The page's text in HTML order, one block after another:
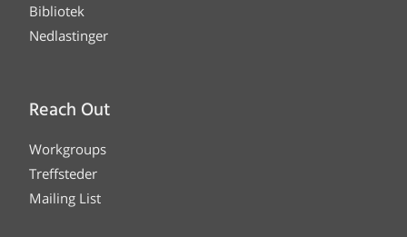
Bibliotek
Nedlastinger
Reach Out
Workgroups
Treffsteder
Mailing List